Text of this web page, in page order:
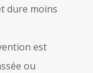
dure moins
est
ou